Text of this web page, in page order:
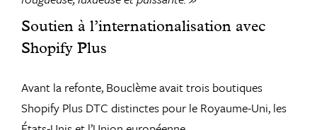
Soutien à l’internationalisation avec
Shopify Plus
Avant la refonte, Bouclème avait trois boutiques
Shopify Plus DTC distinctes pour le Royaume-Uni, les